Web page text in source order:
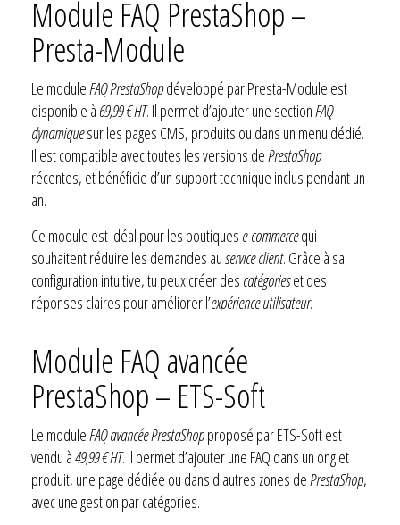
Module FAQ PrestaShop –
Presta-Module
Le moduleFAQ PrestaShopdéveloppé par Presta-Module est
disponible à 69,99 € HT. Il permet d’ajouter une sectionFAQ
dynamiquesur les pages CMS, produits ou dans un menu dédié.
Il est compatible avec toutes les versions dePrestaShop
récentes, et bénéficie d’un support technique inclus pendant un
an.
Ce module est idéal pour les boutiques e-commercequi
souhaitent réduire les demandes auservice client. Grâce à sa
configuration intuitive, tu peux créer des catégorieset des
réponses claires pour améliorer l’expérience utilisateur.
Module FAQ avancée
PrestaShop – ETS-Soft
Le moduleFAQ avancée PrestaShopproposé par ETS-Soft est
vendu à49,99 € HT. Il permet d’ajouter une FAQ dans un onglet
produit, une page dédiée ou dans d'autres zones dePrestaShop,
avec une gestion par catégories.